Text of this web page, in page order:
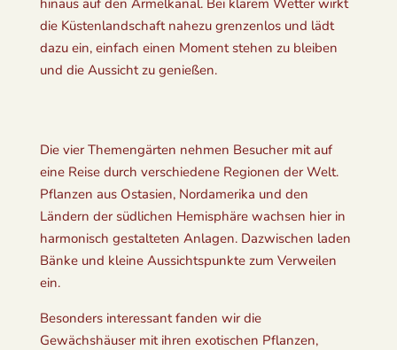
hinaus auf den Ärmelkanal. Bei klarem Wetter wirkt
die Küstenlandschaft nahezu grenzenlos und lädt
dazu ein, einfach einen Moment stehen zu bleiben
und die Aussicht zu genießen.
Die vier Themengärten nehmen Besucher mit auf
eine Reise durch verschiedene Regionen der Welt.
Pflanzen aus Ostasien, Nordamerika und den
Ländern der südlichen Hemisphäre wachsen hier in
harmonisch gestalteten Anlagen. Dazwischen laden
Bänke und kleine Aussichtspunkte zum Verweilen
ein.
Besonders interessant fanden wir die
Gewächshäuser mit ihren exotischen Pflanzen,